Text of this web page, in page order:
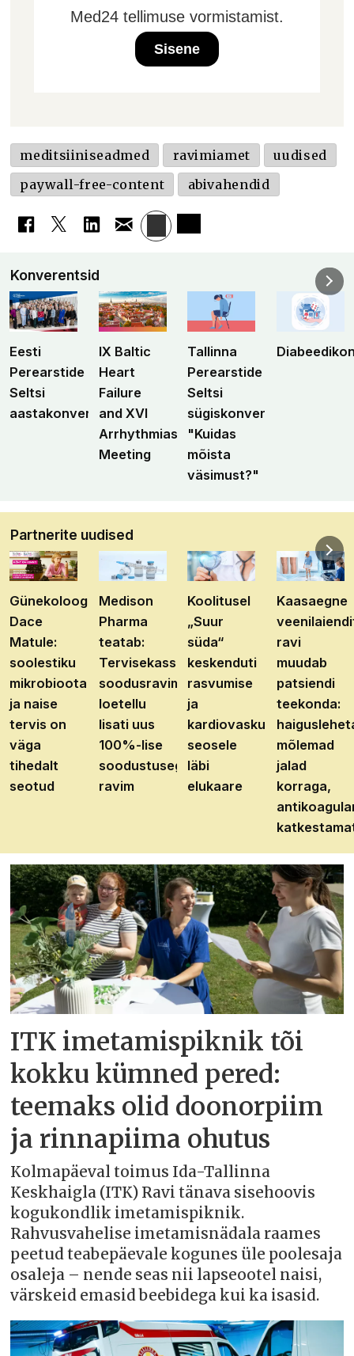
Med24 tellimuse vormistamist.
Sisene
meditsiiniseadmed ravimiamet
uudised
paywall-free-content
abivahendid
Konverentsid
Eesti
Perearstide
Seltsi
aastakonverents
IX Baltic
Heart
Failure
and XVI
Arrhythmias
Meeting
Tallinna
Perearstide
Seltsi
sügiskonverents
"Kuidas
mõista
väsimust?"
Partnerite uudised
Günekoloog
Dace
Matule:
soolestiku
mikrobioota
ja naise
tervis on
väga
tihedalt
seotud
Medison
Pharma
teatab:
Tervisekassa
soodusravimite
loetellu
lisati uus
100%-lise
soodustusega
ravim
Koolitusel
„Suur
süda“
keskenduti
rasvumise
ja
kardiovaskulaarhaiguste
seosele
läbi
elukaare
Kaasaegne
ravi
muudab
patsiendi
teekonda:
mõlemad
jalad
korraga,
ITK imetamispiknik tõi
kokku kümned pered:
teemaks olid doonorpiim
ja rinnapiima ohutus
Kolmapäeval toimus Ida-Tallinna
Keskhaigla (ITK) Ravi tänava sisehoovis
kogukondlik imetamispiknik.
Rahvusvahelise imetamisnädala raames
peetud teabepäevale kogunes üle poolesaja
osaleja – nende seas nii lapseootel naisi,
värskeid emasid beebidega kui ka isasid.